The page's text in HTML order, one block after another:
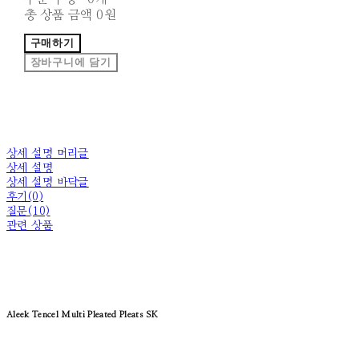
총 상품 금액 0원
구매하기
장바구니에 담기
상세 설명 머리글
상세 설명
상세 설명 바닥글
후기(0)
질문(10)
관련 상품
Aleek Tencel Multi Pleated Pleats SK